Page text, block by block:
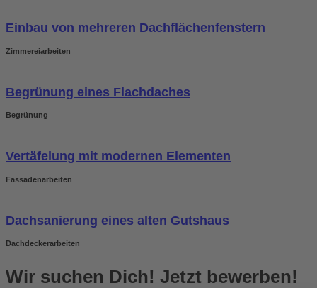
Einbau von mehreren Dachflächenfenstern
Zimmereiarbeiten
Begrünung eines Flachdaches
Begrünung
Vertäfelung mit modernen Elementen
Fassadenarbeiten
Dachsanierung eines alten Gutshaus
Dachdeckerarbeiten
Wir suchen Dich! Jetzt bewerben!